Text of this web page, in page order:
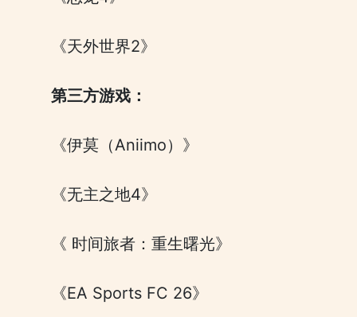
《天外世界2》
第三方游戏：
《伊莫（Aniimo）》
《无主之地4》
《 时间旅者：重生曙光》
《EA Sports FC 26》